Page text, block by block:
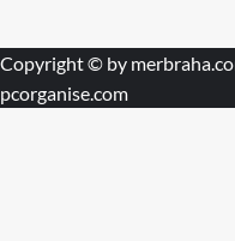
Copyright © by
pcorganise.com